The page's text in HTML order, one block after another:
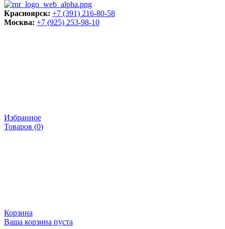
Красноярск: +7 (391) 216-80-58
Москва: +7 (925) 253-98-10
Избранное
Товаров (0)
Корзина
Ваша корзина пуста